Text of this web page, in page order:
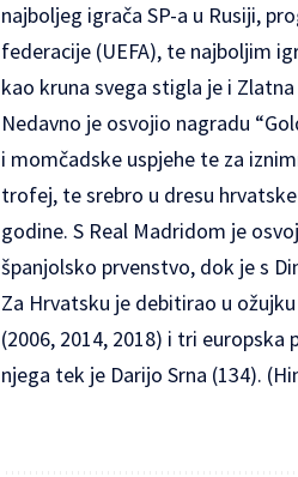
najboljeg igrača SP-a u Rusiji,
federacije (UEFA), te najboljim
kao kruna svega stigla je i
Nedavno je osvojio nagradu
i momčadske uspjehe te za
trofej, te srebro u dresu
godine. S Real Madridom je
španjolsko prvenstvo, dok je s
Za Hrvatsku je debitirao u
(2006, 2014, 2018) i tri europska
njega tek je Darijo Srna (134).